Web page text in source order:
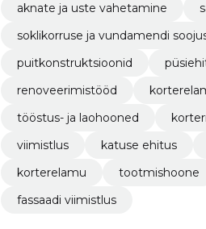
aknate ja uste vahetamine
soklikorruse ja vundamendi
puitkonstruktsioonid
renoveerimistööd
tööstus- ja laohooned
viimistlus
katuse ehitus
korterelamu
tootmishoone
fassaadi viimistlus